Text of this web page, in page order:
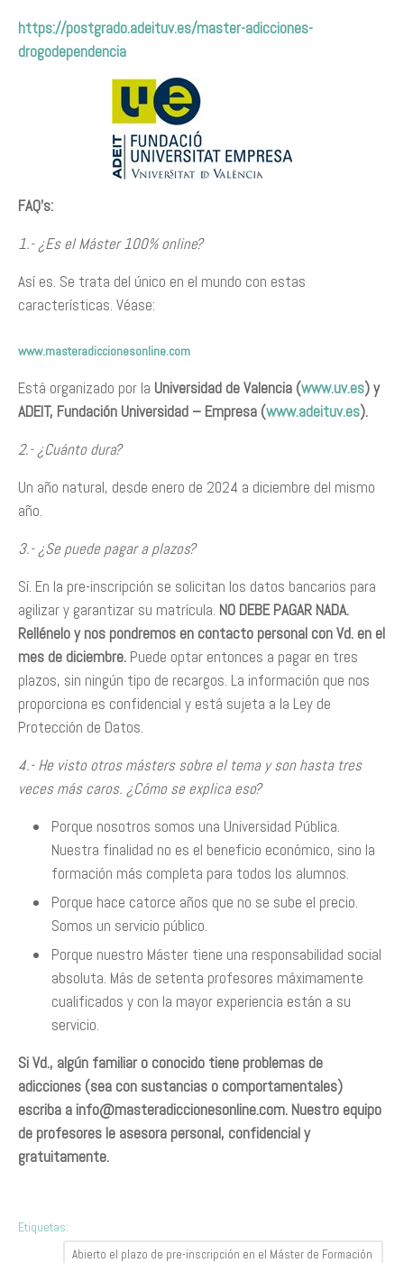
https://postgrado.adeituv.es/master-adicciones-
drogodependencia
FAQ’s:
1.- ¿Es el Máster 100% online?
Así es. Se trata del único en el mundo con estas
características. Véase:
www.masteradiccionesonline.com
Está organizado por la Universidad de Valencia (www.uv.es) y
ADEIT, Fundación Universidad – Empresa (www.adeituv.es).
2.- ¿Cuánto dura?
Un año natural, desde enero de 2024 a diciembre del mismo
año.
3.- ¿Se puede pagar a plazos?
Sí. En la pre-inscripción se solicitan los datos bancarios para
agilizar y garantizar su matrícula. NO DEBE PAGAR NADA.
Rellénelo y nos pondremos en contacto personal con Vd. en el
mes de diciembre. Puede optar entonces a pagar en tres
plazos, sin ningún tipo de recargos. La información que nos
proporciona es confidencial y está sujeta a la Ley de
Protección de Datos.
4.- He visto otros másters sobre el tema y son hasta tres
veces más caros. ¿Cómo se explica eso?
Porque nosotros somos una Universidad Pública.
Nuestra finalidad no es el beneficio económico, sino la
formación más completa para todos los alumnos.
Porque hace catorce años que no se sube el precio.
Somos un servicio público.
Porque nuestro Máster tiene una responsabilidad social
absoluta. Más de setenta profesores máximamente
cualificados y con la mayor experiencia están a su
servicio.
Si Vd., algún familiar o conocido tiene problemas de
adicciones (sea con sustancias o comportamentales)
escriba a info@masteradiccionesonline.com. Nuestro equipo
de profesores le asesora personal, confidencial y
gratuitamente.
Etiquetas:
Abierto el plazo de pre-inscripción en el Máster de Formación